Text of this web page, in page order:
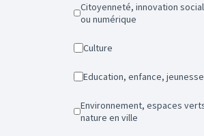
Citoyenneté, innovation sociale
ou numérique
Culture
Education, enfance, jeunesse
Environnement, espaces verts,
nature en ville